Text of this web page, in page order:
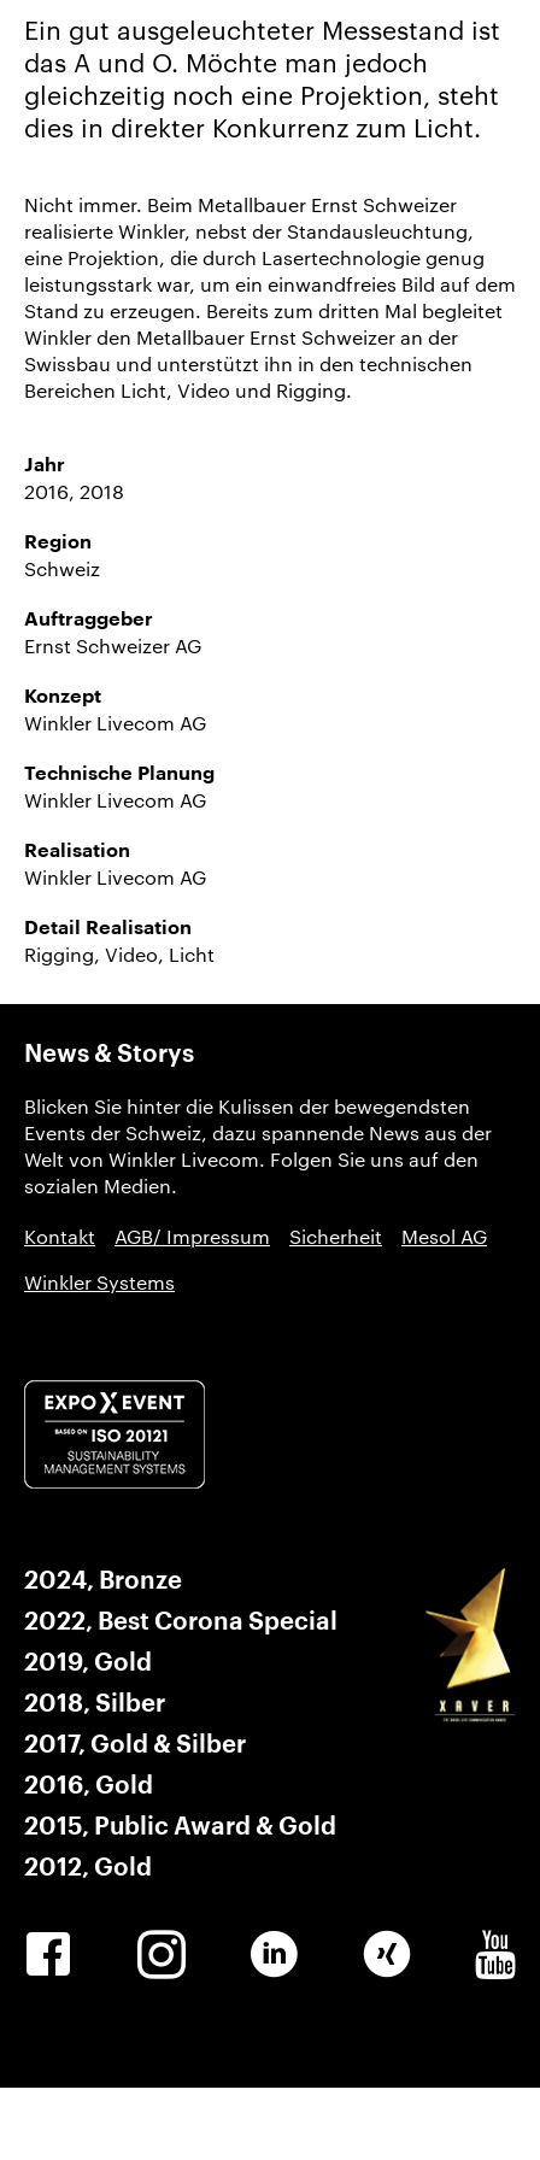
uns
Karriere/Jobs
Referenz-
Index
&
Storys
DE
EN
Ein gut ausgeleuchteter Messestand ist
das A und O. Möchte man jedoch
gleichzeitig noch eine Projektion, steht
dies in direkter Konkurrenz zum Licht.
Nicht immer. Beim Metallbauer Ernst Schweizer
realisierte Winkler, nebst der Standausleuchtung,
eine Projektion, die durch Lasertechnologie genug
leistungsstark war, um ein einwandfreies Bild auf dem
Stand zu erzeugen. Bereits zum dritten Mal begleitet
Winkler den Metallbauer Ernst Schweizer an der
Swissbau und unterstützt ihn in den technischen
Bereichen Licht, Video und Rigging.
Jahr
2016, 2018
Region
Schweiz
Auftraggeber
Ernst Schweizer AG
Konzept
Winkler Livecom AG
Technische Planung
Winkler Livecom AG
Realisation
Winkler Livecom AG
Detail Realisation
Rigging, Video, Licht
News & Storys
Blicken Sie hinter die Kulissen der bewegendsten
Events der Schweiz, dazu spannende News aus der
Welt von Winkler Livecom. Folgen Sie uns auf den
sozialen Medien.
Kontakt AGB/ Impressum Sicherheit
Mesol AG
Winkler Systems
2024, Bronze
2022, Best Corona Special
2019, Gold
2018, Silber
2017, Gold & Silber
2016, Gold
2015, Public Award & Gold
2012, Gold